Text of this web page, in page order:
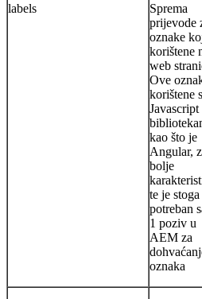
labels
Sprema
prijevode
oznake
korištene
web
Ove
korištene
Javascript
kao što je
Angular,
bolje
te je stoga
potreban
1 poziv u
AEM za
oznaka